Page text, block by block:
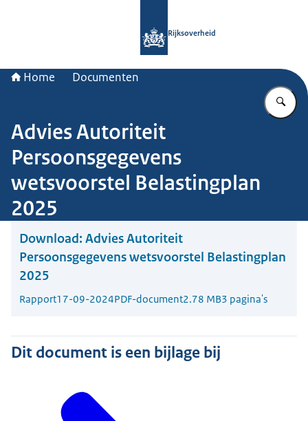
Rijksoverheid
Home Documenten
Advies Autoriteit
Persoonsgegevens
wetsvoorstel Belastingplan
2025
Download: Advies Autoriteit
Persoonsgegevens wetsvoorstel Belastingplan
2025
Rapport17-09-2024PDF-document2.78 MB3 pagina's
Dit document is een bijlage bij